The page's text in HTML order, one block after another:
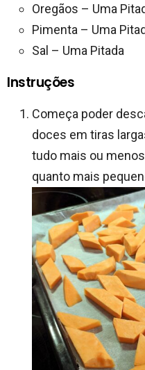
Oregãos – Uma
Pimenta – Uma
Sal – Uma Pitada
Instruções
Começa poder
doces em tiras
tudo mais ou
quanto mais